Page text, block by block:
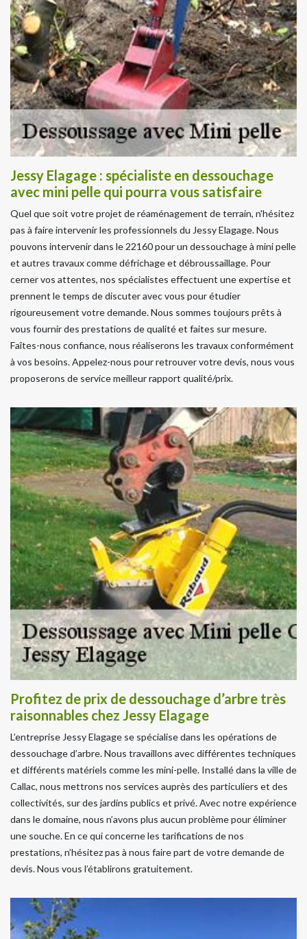
Jessy Elagage : spécialiste en dessouchage
avec mini pelle qui pourra vous satisfaire
Quel que soit votre projet de réaménagement de terrain, n'hésitez
pas à faire intervenir les professionnels du Jessy Elagage. Nous
pouvons intervenir dans le 22160 pour un dessouchage à mini pelle
et autres travaux comme défrichage et débroussaillage. Pour
cerner vos attentes, nos spécialistes effectuent une expertise et
prennent le temps de discuter avec vous pour étudier
rigoureusement votre demande. Nous sommes toujours prêts à
vous fournir des prestations de qualité et faites sur mesure.
Faîtes-nous confiance, nous réaliserons les travaux conformément
à vos besoins. Appelez-nous pour retrouver votre devis, nous vous
proposerons de service meilleur rapport qualité/prix.
Profitez de prix de dessouchage d’arbre très
raisonnables chez Jessy Elagage
L’entreprise Jessy Elagage se spécialise dans les opérations de
dessouchage d’arbre. Nous travaillons avec différentes techniques
et différents matériels comme les mini-pelle. Installé dans la ville de
Callac, nous mettrons nos services auprès des particuliers et des
collectivités, sur des jardins publics et privé. Avec notre expérience
dans le domaine, nous n’avons plus aucun problème pour éliminer
une souche. En ce qui concerne les tarifications de nos
prestations, n’hésitez pas à nous faire part de votre demande de
devis. Nous vous l’établirons gratuitement.